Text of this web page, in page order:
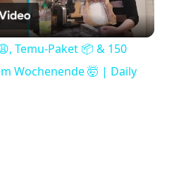
Video
Temu-Paket 📦 & 150
Wochenende 🤯 | Daily